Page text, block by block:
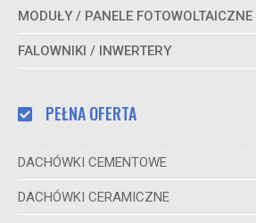
MODUŁY / PANELE FOTOWOLTAICZNE
FALOWNIKI / INWERTERY
PEŁNA OFERTA
DACHÓWKI CEMENTOWE
DACHÓWKI CERAMICZNE